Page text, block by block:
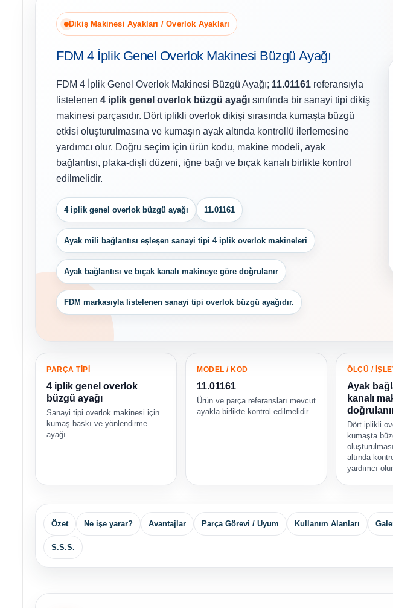
Dikiş Makinesi Ayakları / Overlok Ayakları
FDM 4 İplik Genel Overlok Makinesi Büzgü Ayağı
FDM 4 İplik Genel Overlok Makinesi Büzgü Ayağı; 11.01161 referansıyla
listelenen 4 iplik genel overlok büzgü ayağı sınıfında bir sanayi tipi dikiş
makinesi parçasıdır. Dört iplikli overlok dikişi sırasında kumaşta büzgü
etkisi oluşturulmasına ve kumaşın ayak altında kontrollü ilerlemesine
yardımcı olur. Doğru seçim için ürün kodu, makine modeli, ayak
bağlantısı, plaka-dişli düzeni, iğne bağı ve bıçak kanalı birlikte kontrol
edilmelidir.
4 iplik genel overlok büzgü ayağı 11.01161
Ayak mili bağlantısı eşleşen sanayi tipi 4 iplik overlok makineleri
Ayak bağlantısı ve bıçak kanalı makineye göre doğrulanır
FDM markasıyla listelenen sanayi tipi overlok büzgü ayağıdır.
PARÇA TİPİ
4 iplik genel overlok
büzgü ayağı
Sanayi tipi overlok makinesi için
kumaş baskı ve yönlendirme
ayağı.
MODEL / KOD
11.01161
Ürün ve parça referansları mevcut
ayakla birlikte kontrol edilmelidir.
ÖLÇÜ /
Ayak
kanalı
Dört iplikli
kumaşta
altında
yardımcı
Özet Ne işe yarar? Avantajlar Parça Görevi / Uyum Kullanım Alanları
S.S.S.